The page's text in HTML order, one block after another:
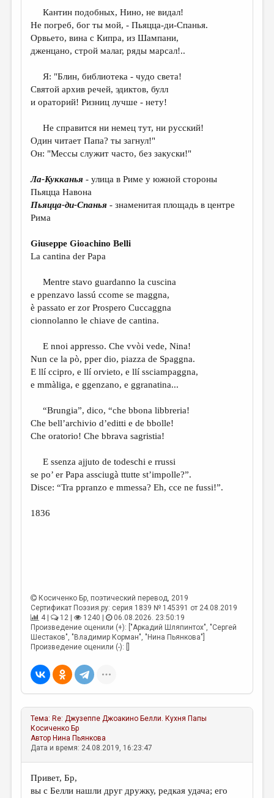
Кантин подобных, Нино, не видал!
Не погреб, бог ты мой, - Пьяцца-ди-Спанья.
Орвьето, вина с Кипра, из Шампани,
дженцано, строй малаг, ряды марсал!..
Я: "Блин, библиотека - чудо света!
Святой архив речей, эдиктов, булл
и ораторий! Ризниц лучше - нету!
Не справится ни немец тут, ни русский!
Один читает Папа? ты загнул!"
Он: "Мессы служит часто, без закуски!"
Ла-Кукканья - улица в Риме у южной стороны
Пьяцца Навона
Пьяцца-ди-Спанья - знаменитая площадь в центре
Рима
Giuseppe Gioachino Belli
La cantina der Papa
Mentre stavo guardanno la cuscina
e ppenzavo lassú ccome se maggna,
è passato er zor Prospero Cuccaggna
cionnolanno le chiave de cantina.
E nnoi appresso. Che vvòi vede, Nina!
Nun ce la pò, pper dio, piazza de Spaggna.
E llí ccipro, e llí orvieto, e llí ssciampaggna,
e mmàliga, e ggenzano, e ggranatina...
“Brungia”, dico, “che bbona libbreria!
Che bell’archivio d’editti e de bbolle!
Che oratorio! Che bbrava sagristia!
E ssenza ajjuto de todeschi e rrussi
se po’ er Papa assciugà ttutte st’impolle?”.
Disce: “Tra ppranzo e mmessa? Eh, cce ne fussi!”.
1836
Косиченко Бр, поэтический перевод, 2019
Сертификат Поэзия.ру: серия 1839 № 145391 от 24.08.2019
4 |
12 | 1240 |
06.08.2026. 23:50:19
Произведение оценили (+): ["Аркадий Шляпинтох", "Сергей
Шестаков", "Владимир Корман", "Нина Пьянкова"]
Произведение оценили (-): []
Тема: Re: Джузеппе Джоакино Белли. Кухня Папы
Косиченко Бр
Автор Нина Пьянкова
Дата и время: 24.08.2019, 16:23:47
Привет, Бр,
вы с Белли нашли друг дружку, редкая удача; его